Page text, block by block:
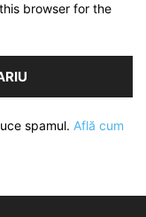
browser for the
spamul. Află cum